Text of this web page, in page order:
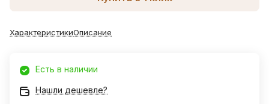
ХарактеристикиОписание
Есть в наличии
Нашли дешевле?